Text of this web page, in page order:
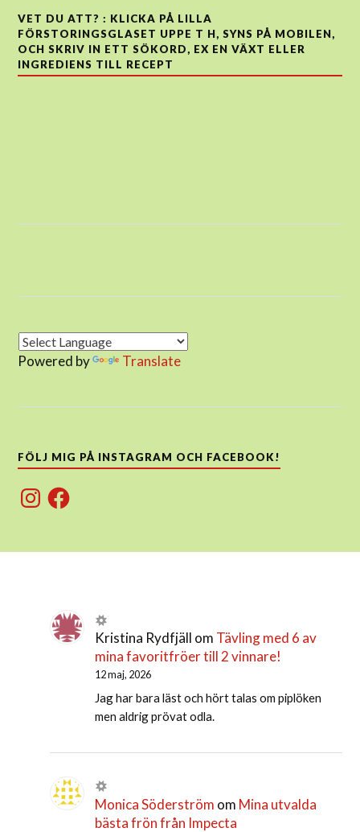
VET DU ATT? : KLICKA PÅ LILLA
FÖRSTORINGSGLASET UPPE T H, SYNS PÅ MOBILEN,
OCH SKRIV IN ETT SÖKORD, EX EN VÄXT ELLER
INGREDIENS TILL RECEPT
Powered by Translate
FÖLJ MIG PÅ INSTAGRAM OCH FACEBOOK!
InstagramFacebook
Kristina Rydfjäll om Tävling med 6 av
mina favoritfröer till 2 vinnare!
12 maj, 2026
Jag har bara läst och hört talas om piplöken
men aldrig prövat odla.
Monica Söderström om Mina utvalda
bästa frön från Impecta